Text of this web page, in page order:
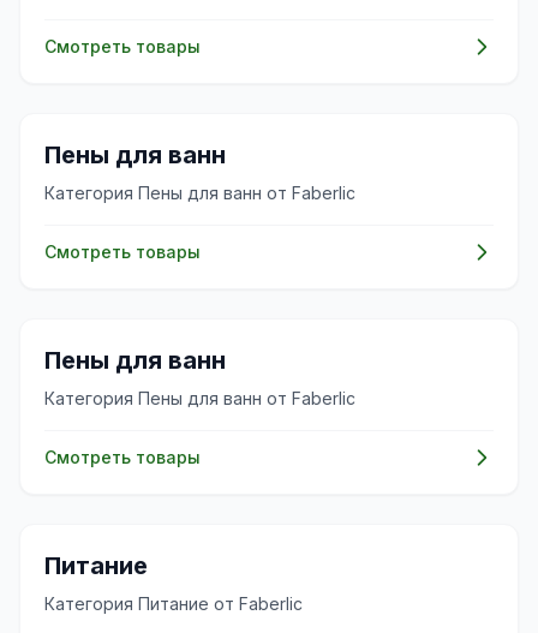
Смотреть товары
✨
Пены для ванн
Категория Пены для ванн от Faberlic
Смотреть товары
✨
Пены для ванн
Категория Пены для ванн от Faberlic
Смотреть товары
✨
Питание
Категория Питание от Faberlic